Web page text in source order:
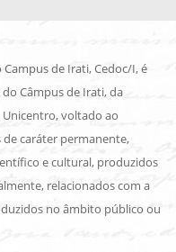
de Irati, Cedoc/I, é
Câmpus de Irati, da
voltado ao
caráter permanente,
e cultural, produzidos
relacionados com a
no âmbito público ou